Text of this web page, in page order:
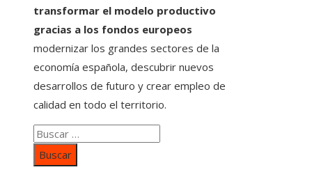
transformar el modelo productivo
gracias a los fondos europeos
modernizar los grandes sectores de la
economía española, descubrir nuevos
desarrollos de futuro y crear empleo de
calidad en todo el territorio.
Buscar: